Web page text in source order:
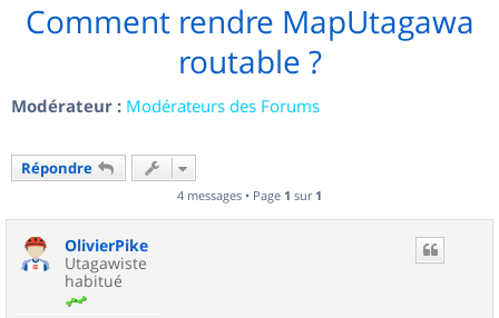
Comment rendre MapUtagawa
routable ?
Modérateur : Modérateurs des Forums
Répondre
4 messages • Page 1 sur 1
OlivierPike
Utagawiste
habitué